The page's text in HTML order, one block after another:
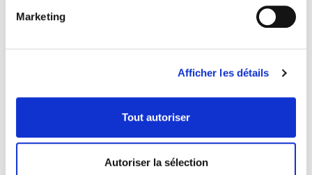
Marketing
Afficher les détails
Tout autoriser
Autoriser la sélection
Tyranaël tome 1 : Les rêves de la mer
Les vieux fourneaux tome 3 : Celui qui part